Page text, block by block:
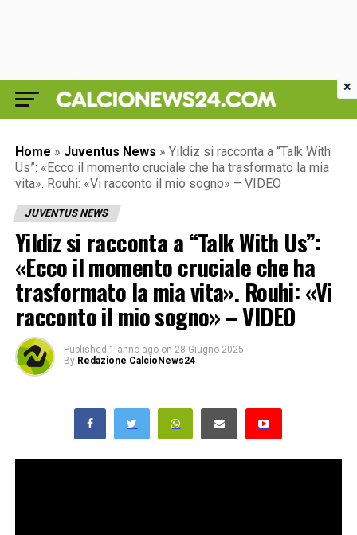
Home » Juventus News » Yildiz si racconta a “Talk With
Us”: «Ecco il momento cruciale che ha trasformato la mia
vita». Rouhi: «Vi racconto il mio sogno» – VIDEO
JUVENTUS NEWS
Yildiz si racconta a “Talk With Us”:
«Ecco il momento cruciale che ha
trasformato la mia vita». Rouhi: «Vi
racconto il mio sogno» – VIDEO
Published 1 anno ago on 28 Giugno 2025
By Redazione CalcioNews24
×